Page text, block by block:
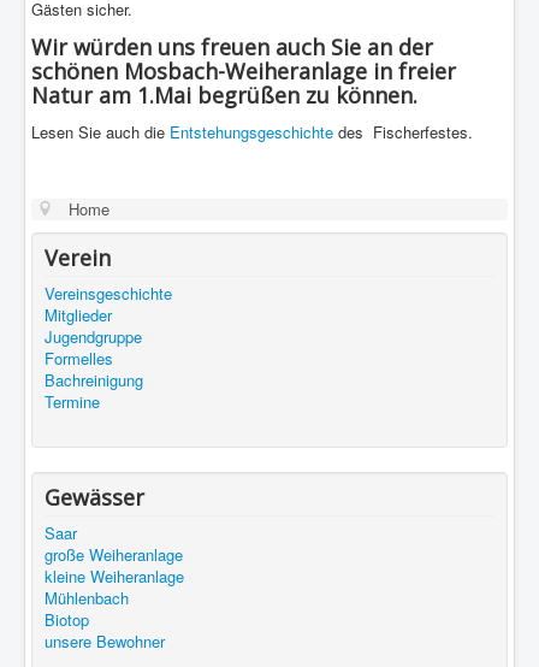
Gästen sicher.
Wir würden uns freuen auch Sie an der
schönen Mosbach-Weiheranlage in freier
Natur am 1.Mai begrüßen zu können.
Lesen Sie auch die Entstehungsgeschichte des Fischerfestes.
Home
Verein
Vereinsgeschichte
Mitglieder
Jugendgruppe
Formelles
Bachreinigung
Termine
Gewässer
Saar
große Weiheranlage
kleine Weiheranlage
Mühlenbach
Biotop
unsere Bewohner